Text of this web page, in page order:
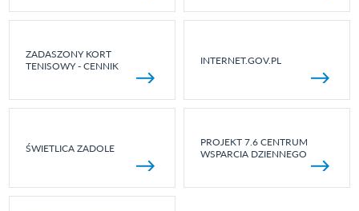
ZADASZONY KORT
TENISOWY - CENNIK
INTERNET.GOV.PL
ŚWIETLICA ZADOLE
PROJEKT 7.6 CENTRUM
WSPARCIA DZIENNEGO